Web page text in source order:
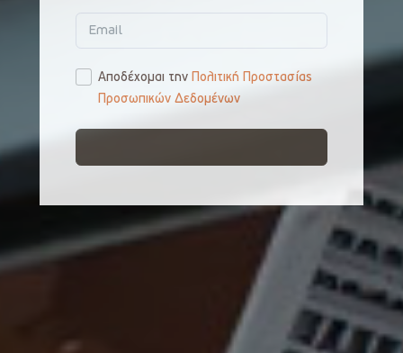
Αποδέχομαι την Πολιτική Προστασίας
Προσωπικών Δεδομένων